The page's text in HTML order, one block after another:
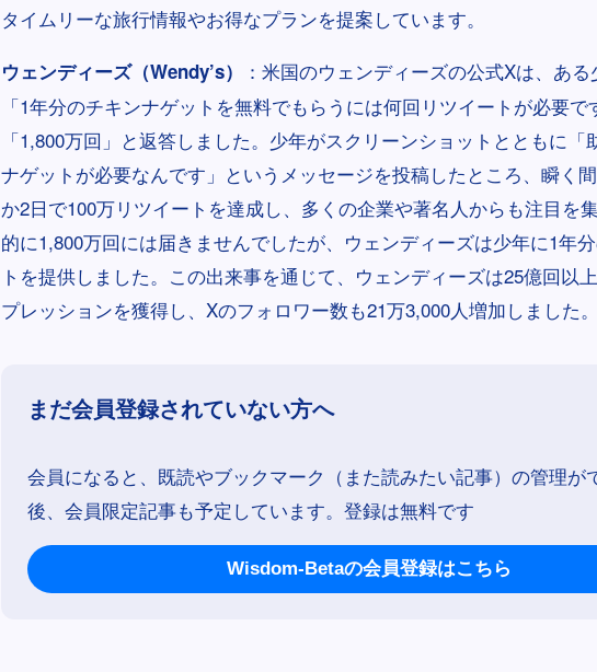
タイムリーな旅行情報やお得なプランを提案しています。
ウェンディーズ（Wendy’s）
：米国のウェンディーズの公式Xは、あ
「1年分のチキンナゲットを無料でもらうには何回リツイートが必要
「1,800万回」と返答しました。少年がスクリーンショットとともに「
ナゲットが必要なんです」というメッセージを投稿したところ、瞬く
か2日で100万リツイートを達成し、多くの企業や著名人からも注目を
的に1,800万回には届きませんでしたが、ウェンディーズは少年に1年
トを提供しました。この出来事を通じて、ウェンディーズは25億回以
プレッションを獲得し、Xのフォロワー数も21万3,000人増加しました。
まだ会員登録されていない方へ
会員になると、既読やブックマーク（また読みたい記事）の管理が
後、会員限定記事も予定しています。登録は無料です
Wisdom-Betaの会員登録はこちら